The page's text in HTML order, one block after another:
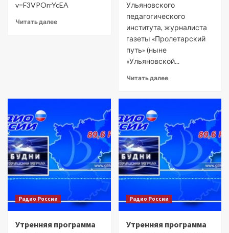
v=F3VPOrrYcEA
Читать далее
Ульяновского
педагогического
института, журналиста
газеты «Пролетарский
путь» (ныне
«Ульяновской...
Читать далее
Радио России
Утренняя программа
Радио России
Утренняя программа